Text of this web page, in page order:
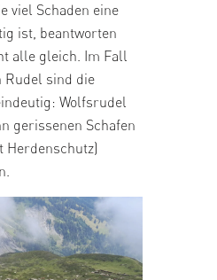
viel Schaden eine
ist, beantworten
alle gleich. Im Fall
Rudel sind die
Wolfsrudel
gerissenen Schafen
Herdenschutz)